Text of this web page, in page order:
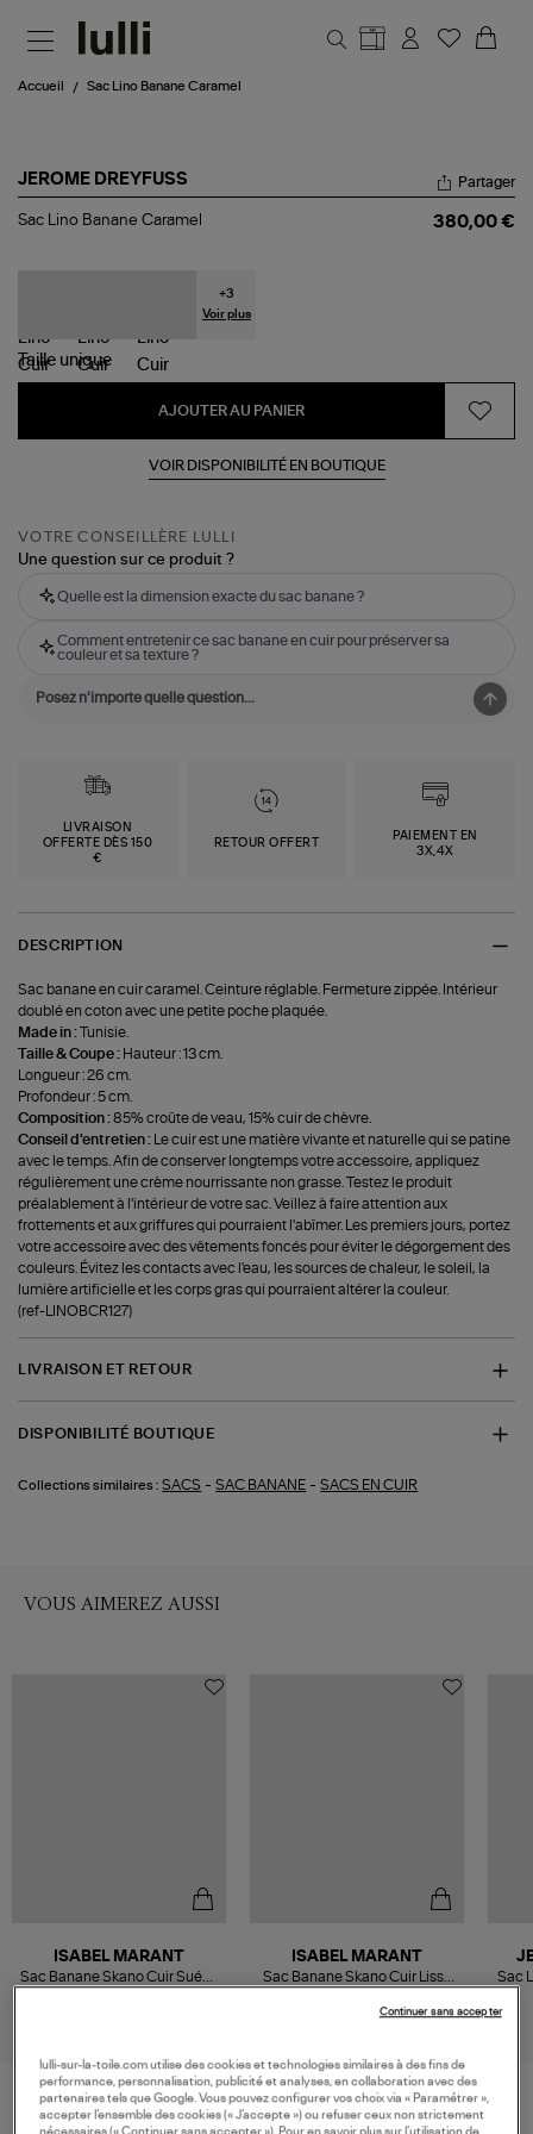
Accueil Sac Lino Banane Caramel
JEROME DREYFUSS
Sac
Partager
Sac Lino Banane Caramel 380,00 €
+3
Voir plus
Taille unique
AJOUTER AU PANIER
VOIR DISPONIBILITÉ EN BOUTIQUE
VOTRE CONSEILLÈRE LULLI
Une question sur ce produit ?
Quelle est la dimension exacte du sac banane ?
Comment entretenir ce sac banane en cuir pour préserver sa
couleur et sa texture ?
LIVRAISON
OFFERTE DÈS 150
€
RETOUR OFFERT
PAIEMENT EN
3X,4X
DESCRIPTION
Sac banane en cuir caramel. Ceinture réglable. Fermeture zippée. Intérieur
doublé en coton avec une petite poche plaquée.
Made in :Tunisie.
Taille & Coupe : Hauteur : 13 cm.
Longueur : 26 cm.
Profondeur : 5 cm.
Composition :85% croûte de veau, 15% cuir de chèvre.
Conseil d'entretien :
Le cuir est une matière vivante et naturelle qui se patine
avec le temps. Afin de conserver longtemps votre accessoire, appliquez
régulièrement une crème nourrissante non grasse. Testez le produit
préalablement à l'intérieur de votre sac. Veillez à faire attention aux
frottements et aux griffures qui pourraient l'abîmer. Les premiers jours, portez
votre accessoire avec des vêtements foncés pour éviter le dégorgement des
couleurs. Évitez les contacts avec l'eau, les sources de chaleur, le soleil, la
lumière artificielle et les corps gras qui pourraient altérer la couleur.
(ref-LINOBCR127)
LIVRAISON ET RETOUR
DISPONIBILITÉ BOUTIQUE
Collections similaires : SACS -SAC BANANE -SACS EN CUIR
VOUS AIMEREZ AUSSI
ISABEL MARANT
Sac Banane Skano Cuir Suédé
Bronze
ISABEL MARANT
Sac Banane Skano Cuir Lisse
Cognac
Sac
lulli-sur-la-toile.com utilise des cookies et technologies similaires à des fins de
performance, personnalisation, publicité et analyses, en collaboration avec des
partenaires tels que Google. Vous pouvez configurer vos choix via « Paramétrer »,
accepter l’ensemble des cookies (« J’accepte ») ou refuser ceux non strictement
nécessaires (« Continuer sans accepter »). Pour en savoir plus sur l’utilisation de
Continuer sans accepter